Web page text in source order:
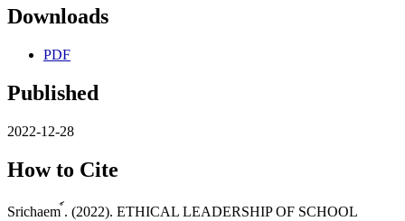
Downloads
PDF
Published
2022-12-28
How to Cite
Srichaem ์. (2022). ETHICAL LEADERSHIP OF SCHOOL